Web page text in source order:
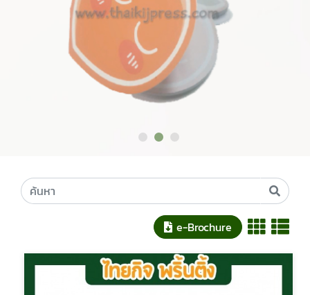
e-Brochure